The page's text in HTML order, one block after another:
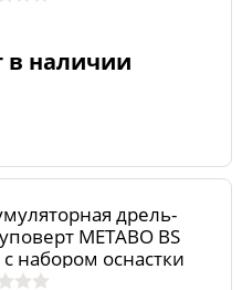
в наличии
дрель-
METABO BS
набором оснастки